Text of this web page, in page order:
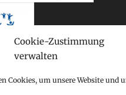
Cookie-Zustimmung
verwalten
Cookies, um unsere Website und